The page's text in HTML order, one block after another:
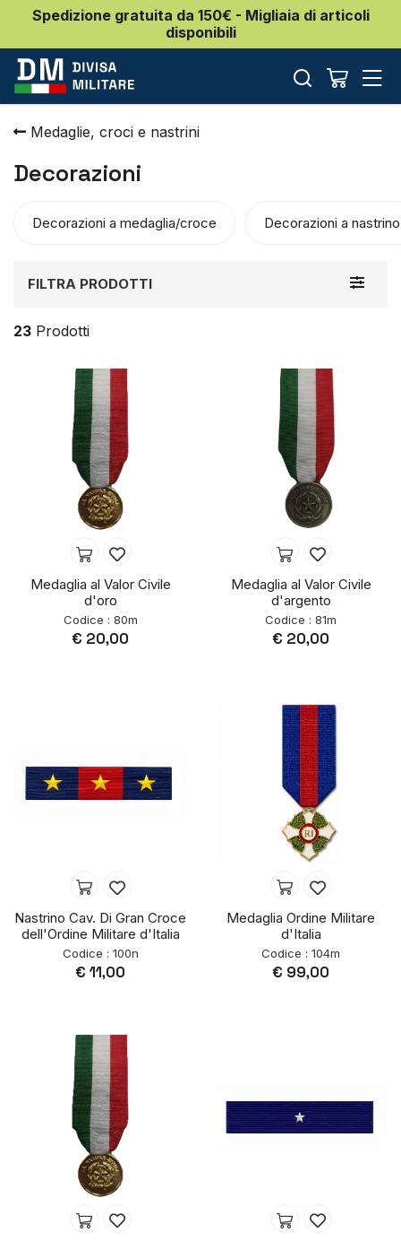
Spedizione gratuita da 150€ - Migliaia di articoli
disponibili
Medaglie, croci e nastrini
Decorazioni
Decorazioni a medaglia/croce Decorazioni a nastrino
Toggle
FILTRA PRODOTTI
23 Prodotti
Medaglia al Valor Civile
d'oro
Codice : 80m
€ 20,00
Medaglia al Valor Civile
d'argento
Codice : 81m
€ 20,00
Nastrino Cav. Di Gran Croce
dell'Ordine Militare d'Italia
Codice : 100n
€ 11,00
Medaglia Ordine Militare
d'Italia
Codice : 104m
€ 99,00